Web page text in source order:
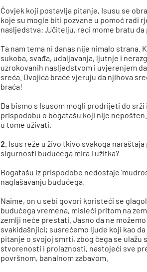
Čovjek koji postavlja pitanje, Isusu se
koje su mogle biti pozvane u pomoć radi
nasljedstva: „Učitelju, reci mome bratu
Ta nam tema ni danas nije nimalo strana.
sukoba, svađa, udaljavanja, ljutnje i
uzrokovanih nasljedstvom i uvjerenjem
sreća. Dvojica braće vjeruju da njihova
braća!
Da bismo s Isusom mogli prodrijeti do
prispodobu o bogatašu koji nije
u tome uživati.
2. Isus reže u živo tkivo svakoga
sigurnosti budućega mira i užitka?
Bogatašu iz prispodobe nedostaje
naglašavanju budućega.
Naime, on u sebi govori koristeći se
budućega vremena, misleći pritom na
zemlji neće prestati. Jasno da ne
svakidašnjici; susrećemo ljude koji kao
pitanje o svojoj smrti, zbog čega se
stvorenosti i prolaznosti, nastojeći sve
površnom, banalnom zabavom.